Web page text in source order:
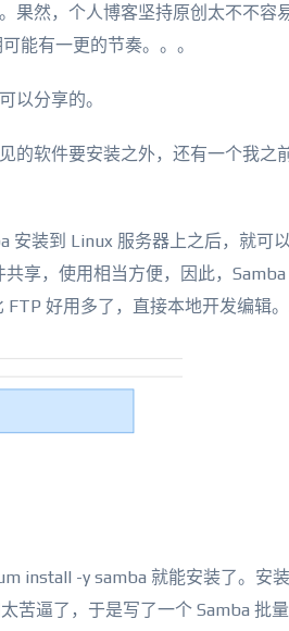
果然，个人博客坚持原创太不不容
能有一更的节奏。。。
以分享的。
的软件要安装之外，还有一个我之
安装到 Linux 服务器上之后，就可
享，使用相当方便，因此，
好用多了，直接本地开发编辑
install -y samba 就能安装了。安
苦逼了，于是写了一个 Samba 批